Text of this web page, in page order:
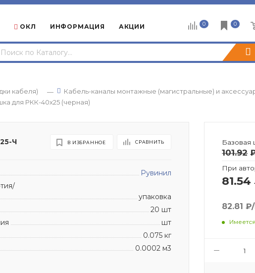
ОКЛ ИНФОРМАЦИЯ АКЦИИ 0 0
кабеля) — Кабель-каналы монтажные (магистральные) и
для РКК-40х25 (черная)
Ч В ИЗБРАННОЕ СРАВНИТЬ
Рувинил
упаковка
20 шт
шт
0.075 кг
0.0002 м3
Базовая
101.92
При
82.81